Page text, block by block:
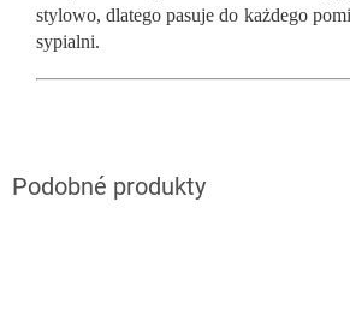
stylowo, dlatego pasuje do każdego
sypialni.